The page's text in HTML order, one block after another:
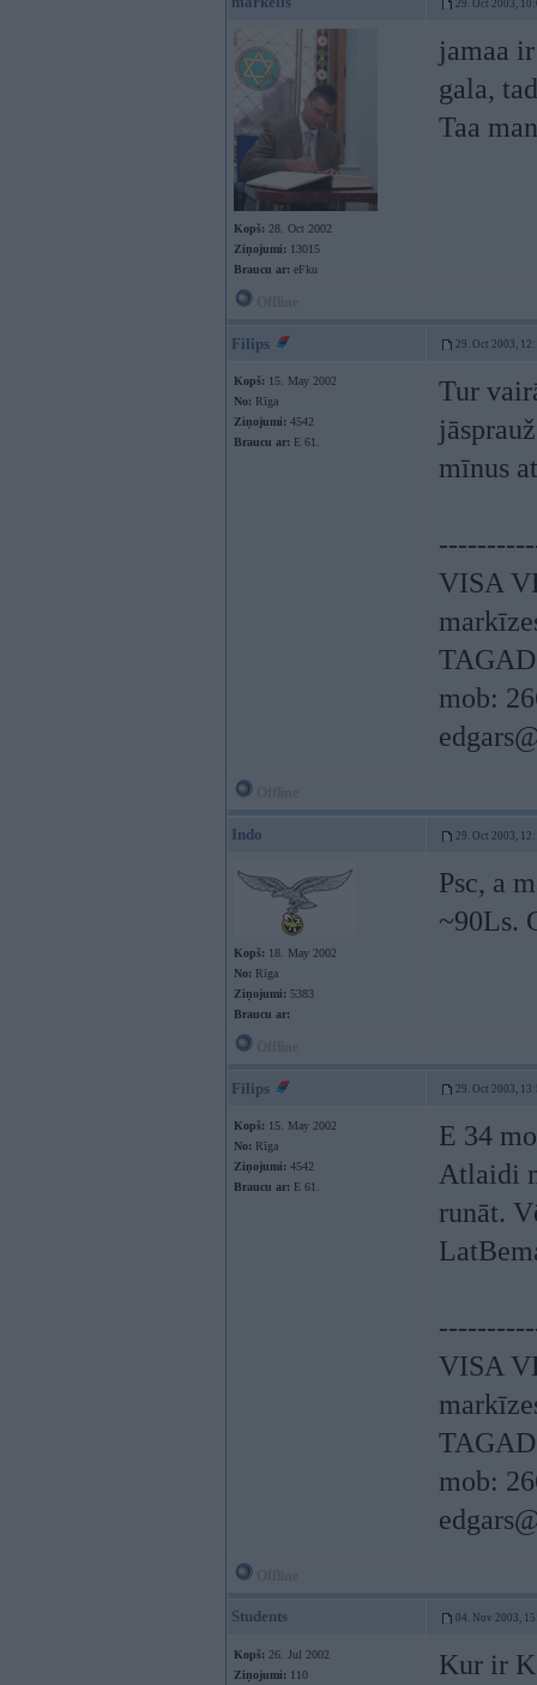
29. Oct 2003,
Kopš: 28. Oct 2002
Ziņojumi: 13015
Braucu ar: eFku
jamaa
gala,
Taa
Filips 29. Oct 2003,
Kopš: 15. May 2002
No: Rīga
Ziņojumi: 4542
Braucu ar: E 61.
Tur
mīnus
VISA
mob:
Indo 29. Oct 2003,
Kopš: 18. May 2002
No: Rīga
Ziņojumi: 5383
Braucu ar:
Psc, a
~90Ls.
Filips 29. Oct 2003,
Kopš: 15. May 2002
No: Rīga
Ziņojumi: 4542
Braucu ar: E 61.
E 34
Atlaidi
runāt.
VISA
mob:
Students 04. Nov 2003,
Kopš: 26. Jul 2002
Ziņojumi: 110 Kur ir